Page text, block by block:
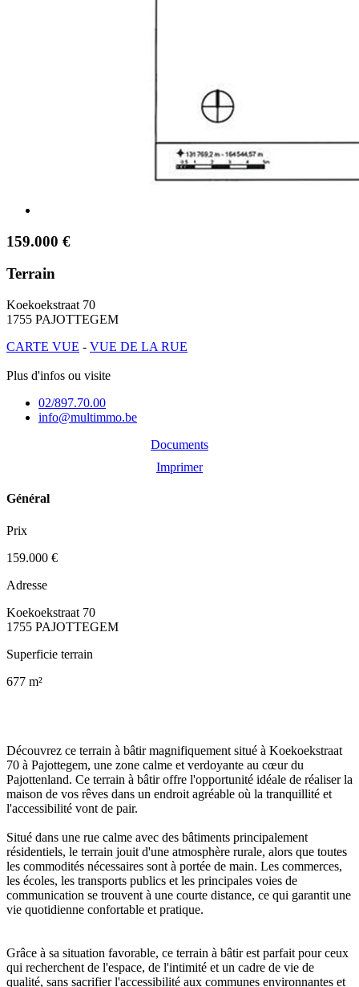
159.000 €
Terrain
Koekoekstraat 70
1755 PAJOTTEGEM
CARTE VUE - VUE DE LA RUE
Plus d'infos ou visite
02/897.70.00
info@multimmo.be
Documents
Imprimer
Général
Prix
159.000 €
Adresse
Koekoekstraat 70
1755 PAJOTTEGEM
Superficie terrain
677 m²
Découvrez ce terrain à bâtir magnifiquement situé à Koekoekstraat
70 à Pajottegem, une zone calme et verdoyante au cœur du
Pajottenland. Ce terrain à bâtir offre l'opportunité idéale de réaliser la
maison de vos rêves dans un endroit agréable où la tranquillité et
l'accessibilité vont de pair.
Situé dans une rue calme avec des bâtiments principalement
résidentiels, le terrain jouit d'une atmosphère rurale, alors que toutes
les commodités nécessaires sont à portée de main. Les commerces,
les écoles, les transports publics et les principales voies de
communication se trouvent à une courte distance, ce qui garantit une
vie quotidienne confortable et pratique.
Grâce à sa situation favorable, ce terrain à bâtir est parfait pour ceux
qui recherchent de l'espace, de l'intimité et un cadre de vie de
qualité, sans sacrifier l'accessibilité aux communes environnantes et